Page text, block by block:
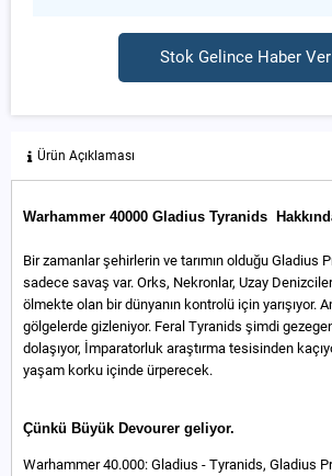
Stok Gelince Haber Ver
Ürün Açıklaması
Warhammer 40000 Gladius Tyranids
Bir zamanlar şehirlerin ve tarımın olduğu Gladius
sadece savaş var. Orks, Nekronlar, Uzay
ölmekte olan bir dünyanın kontrolü için yarışıyor.
gölgelerde gizleniyor. Feral Tyranids şimdi
dolaşıyor, İmparatorluk araştırma tesisinden
yaşam korku içinde ürperecek.
Çünkü Büyük Devourer geliyor.
Warhammer 40.000: Gladius - Tyranids, Gladius